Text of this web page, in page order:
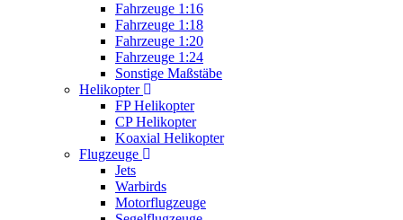
Fahrzeuge 1:16
Fahrzeuge 1:18
Fahrzeuge 1:20
Fahrzeuge 1:24
Sonstige Maßstäbe
Helikopter
FP Helikopter
CP Helikopter
Koaxial Helikopter
Flugzeuge
Jets
Warbirds
Motorflugzeuge